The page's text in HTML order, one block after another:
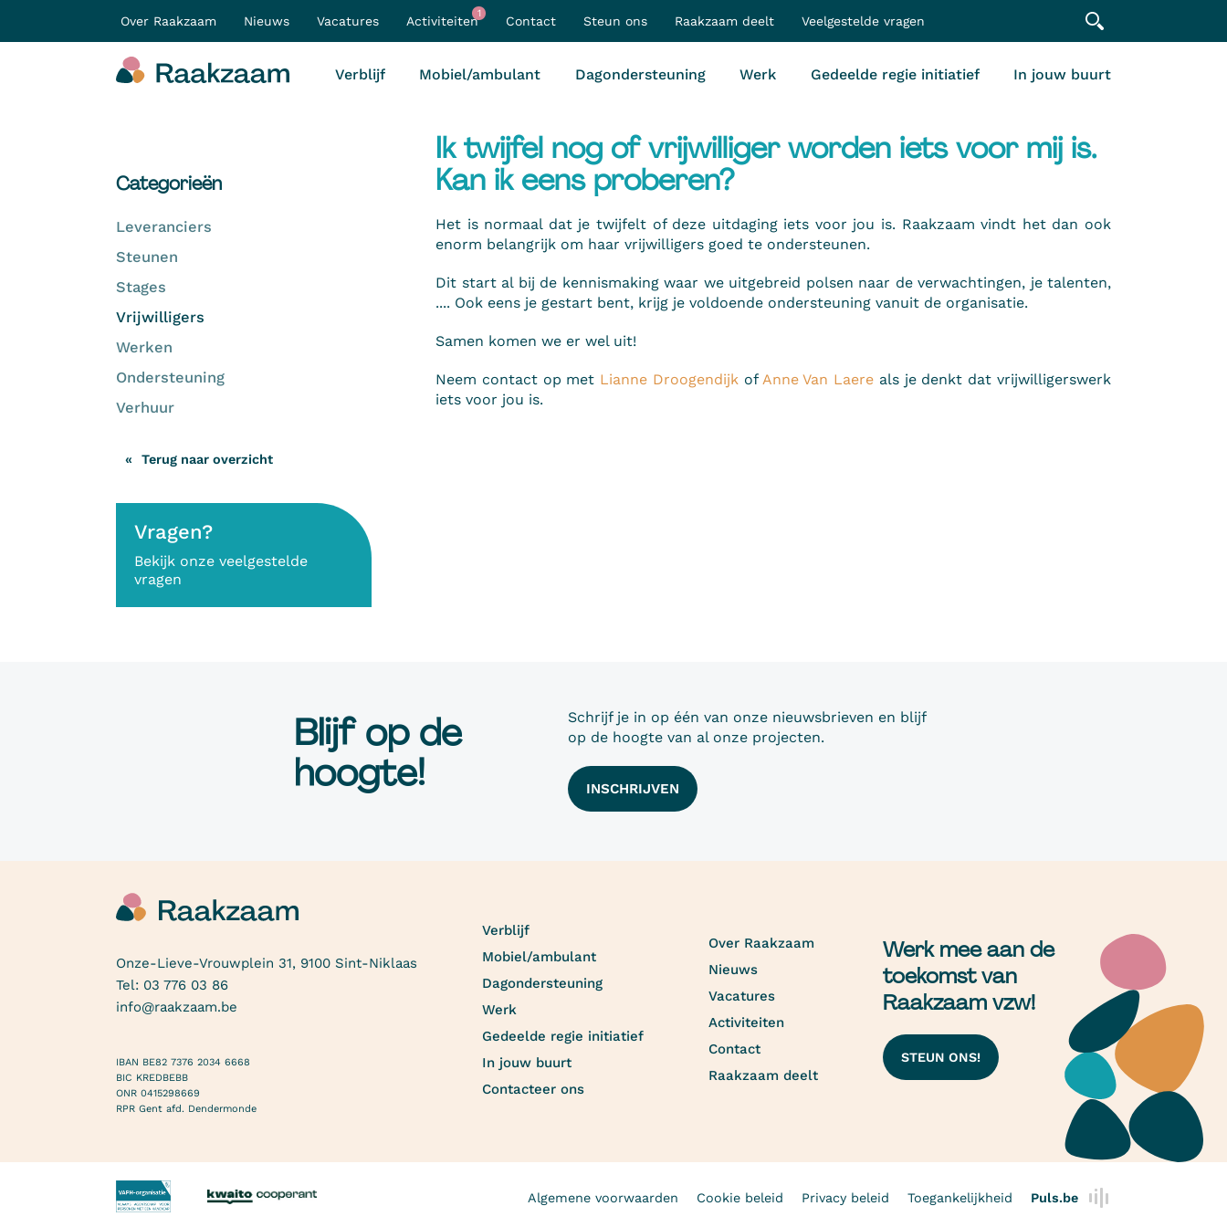
Over Raakzaam Nieuws Vacatures Activiteiten
1
Contact Steun ons Raakzaam deelt Veelgestelde vragen
Verblijf Mobiel/ambulant Dagondersteuning Werk Gedeelde regie initiatief In jouw buurt
Categorieën
Leveranciers
Steunen
Stages
Vrijwilligers
Werken
Ondersteuning
Verhuur
Terug naar overzicht
Vragen?
Bekijk onze veelgestelde
vragen
Ik twijfel nog of vrijwilliger worden iets voor mij is.
Kan ik eens proberen?
Het is normaal dat je twijfelt of deze uitdaging iets voor jou is. Raakzaam vindt het dan ook
enorm belangrijk om haar vrijwilligers goed te ondersteunen.
Dit start al bij de kennismaking waar we uitgebreid polsen naar de verwachtingen, je talenten,
.... Ook eens je gestart bent, krijg je voldoende ondersteuning vanuit de organisatie.
Samen komen we er wel uit!
Neem contact op met Lianne Droogendijkof Anne Van Laere als je denkt dat vrijwilligerswerk
iets voor jou is.
Blijf op de
hoogte!
Schrijf je in op één van onze nieuwsbrieven en blijf
op de hoogte van al onze projecten.
INSCHRIJVEN
Onze-Lieve-Vrouwplein 31, 9100 Sint-Niklaas
Tel: 03 776 03 86
info@raakzaam.be
IBAN BE82 7376 2034 6668
BIC KREDBEBB
ONR 0415298669
RPR Gent afd. Dendermonde
Verblijf
Mobiel/ambulant
Dagondersteuning
Werk
Gedeelde regie initiatief
In jouw buurt
Contacteer ons
Over Raakzaam
Nieuws
Vacatures
Activiteiten
Contact
Raakzaam deelt
Werk mee aan de
toekomst van
Raakzaam vzw!
STEUN ONS!
Algemene voorwaarden Cookie beleid Privacy beleid Toegankelijkheid Puls.be